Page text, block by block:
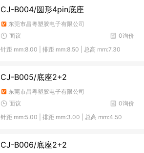
CJ-B004/圆形4pin底座
东莞市昌粤塑胶电子有限公司
0询价
面议
针距 mm:8.00 | 排距 mm:8.50 | 总高 mm:7.30
CJ-B005/底座2+2
东莞市昌粤塑胶电子有限公司
0询价
面议
针距 mm:5.00 | 排距 mm:3.00 | 总高 mm:4.50
CJ-B006/底座2+2